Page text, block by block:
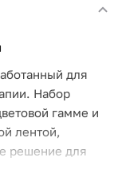
для
Набор
гамме и
лентой,
решение для